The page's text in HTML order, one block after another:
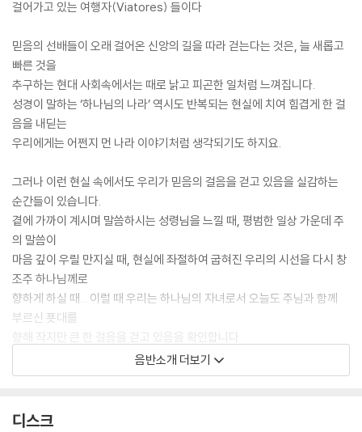
걸어가고 있는 여행자(Viatores) 들이다
믿음의 선배들이 오래 걸어온 신앙의 길을 따라 걷는다는 것은, 늘 새롭고
빠른 것을
추구하는 현대 사회속에서는 때로 낡고 피곤한 일처럼 느껴집니다.
성경이 말하는 ‘하나님의 나라’ 역시도 반복되는 현실에 치여 힘겹게 한 걸
음을 내딛는
우리에게는 어쩐지 먼 나라 이야기처럼 생각되기도 하지요.
그러나 이런 현실 속에서도 우리가 믿음의 걸음을 걷고 있음을 실감하는
순간들이 있습니다.
곁에 가까이 계시며 말씀하시는 성령님을 느낄 때, 평범한 일상 가운데 주
의 말씀이
마음 깊이 우릴 만지실 때, 현실에 좌절하여 굽혀진 우리의 시선을 다시 창
조주 하나님께로
향하게 하실 때... 이럴 때 우리는 하나님의 자녀로서 오늘도 주님과 함께
부르신 푯대를
향해 작지만 큰 한 걸음을 걷고 있음을 확인합니다.
무엇보다 믿음의 성도들과 함께 하나님께서 창조주이시며 구원자 되신다
사실을 선포하고 외칠 때 우리는 하나님의 임재를 경험하며 약속하신 완성
음반소개 더보기
디스크